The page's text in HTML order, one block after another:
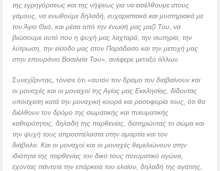
της εγρηγόρσεως και της νήψεως για να εισέλθουμε στους
γάμους, να ενωθούμε δηλαδή, ευχαριστιακά και μυστηριακά με
τον Άγιο Θεό, και μέσα από την ένωσή μας μαζί Του, να
βιώσουμε αυτό που η ψυχή μας λαχταρά, την σωτηρία, την
λύτρωση, την είσοδο μας στον Παράδεισο και την μετοχή μας
στην επουράνιο Βασιλεία Του»,ανέφερε μεταξύ άλλων.
Συνεχίζοντας, τόνισε ότι«αυτόν τον δρόμο τον διαβαίνουν και
οι μοναχές και οι μοναχοί της Αγίας μας Εκκλησίας, δίδοντας
υπόσχεση κατά την μοναχική κουρά και ρασοφορία τους, ότι θα
διέλθουν τον δρόμο της σωματικής και πνευματικής
καθαρότητος, δηλαδή της παρθενίας, διατηρώντας το σώμα και
την ψυχή τους απροσπέλαστα στην αμαρτία και τον
διάβολο. Και οι μοναχοί και οι μοναχές θεμελιώνουν στην
ιδιότητα της παρθενίας τον δικό τους πνευματικό αγώνα,
έχοντας πάντοτε την επάρκεια του ελαίου, δηλαδή της αγάπης,